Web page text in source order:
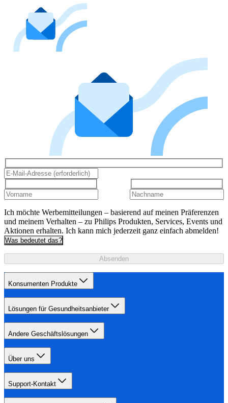
Ich möchte Werbemitteilungen – basierend auf meinen Präferenzen
und meinem Verhalten – zu Philips Produkten, Services, Events und
Aktionen erhalten. Ich kann mich jederzeit ganz einfach abmelden!
Was bedeutet das?
Absenden
Konsumenten Produkte
Lösungen für Gesundheitsanbieter
Andere Geschäftslösungen
Über uns
Support-Kontakt